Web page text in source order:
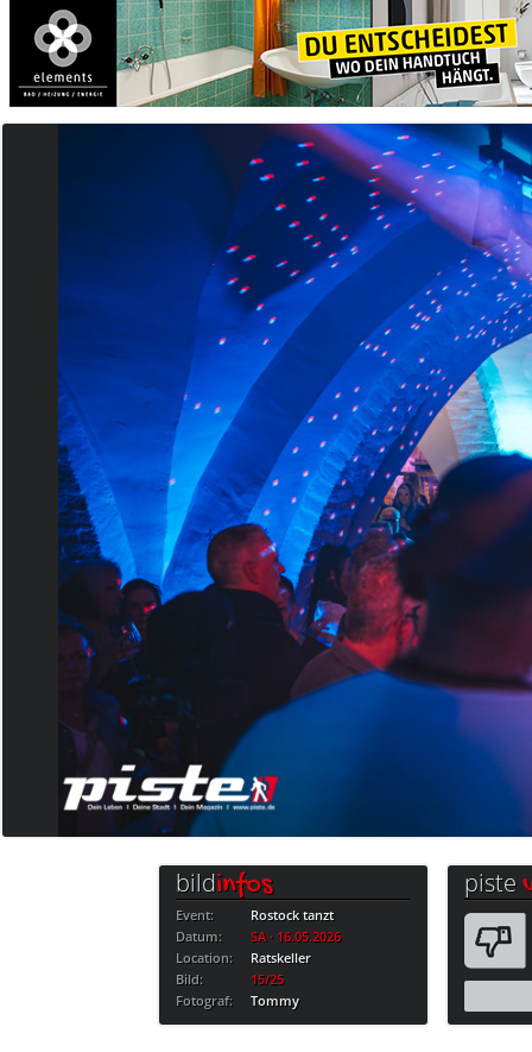
bildinfos
Event:
Rostock tanzt
Datum:
SA · 16.05.2026
Location:
Ratskeller
Bild:
15/25
Fotograf:
Tommy
piste